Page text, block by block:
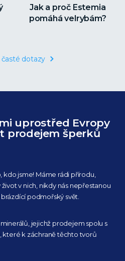
Jak a proč Estemia
pomáhá velrybám?
dotazy
uprostřed Evropy
prodejem šperků
kdo jsme! Máme rádi přírodu,
v nich, nikdy nás nepřestanou
brázdící podmořský svět.
jejichž prodejem spolu s
které k záchraně těchto tvorů